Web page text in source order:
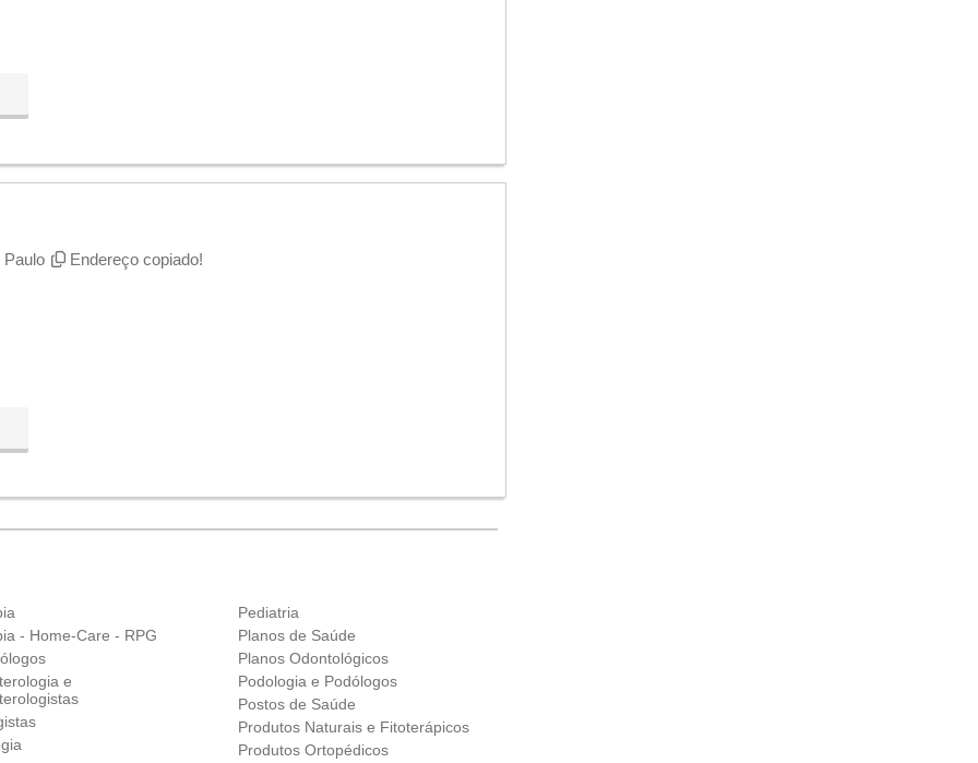
Paulo Endereço copiado!
- Home-Care - RPG
e
Pediatria
Planos de Saúde
Planos Odontológicos
Podologia e Podólogos
Postos de Saúde
Produtos Naturais e Fitoterápicos
Produtos Ortopédicos